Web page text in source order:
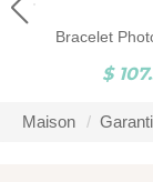
$
Maison Garanti